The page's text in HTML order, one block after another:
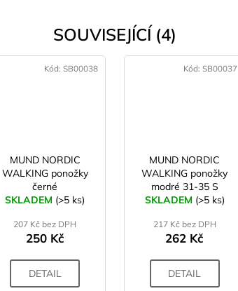
SOUVISEJÍCÍ (4)
MUND NORDIC
WALKING ponožky
černé
SKLADEM (>5 ks)
207 Kč bez DPH
250 Kč
DETAIL
Kód: SB00038
MUND NORDIC
WALKING ponožky
modré 31-35 S
SKLADEM (>5 ks)
217 Kč bez DPH
262 Kč
DETAIL
Kód:SB00037